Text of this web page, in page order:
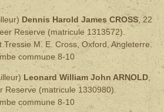
Dennis Harold James CROSS, 22
Reserve (matricule 1313572).
M. E. Cross, Oxford, Angleterre.
commune 8-10
Leonard William John ARNOLD,
Reserve (matricule 1330980).
commune 8-10